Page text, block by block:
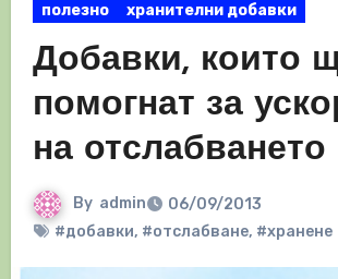
полезно хранителни добавки
Добавки, които
помогнат за
на отслабването
By admin
06/09/2013
#добавки, #отслабване, #хранене